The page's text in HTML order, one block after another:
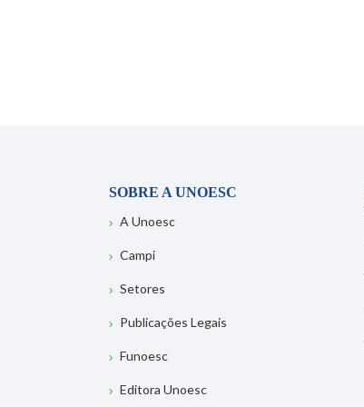
SOBRE A UNOESC
A Unoesc
Campi
Setores
Publicações Legais
Funoesc
Editora Unoesc